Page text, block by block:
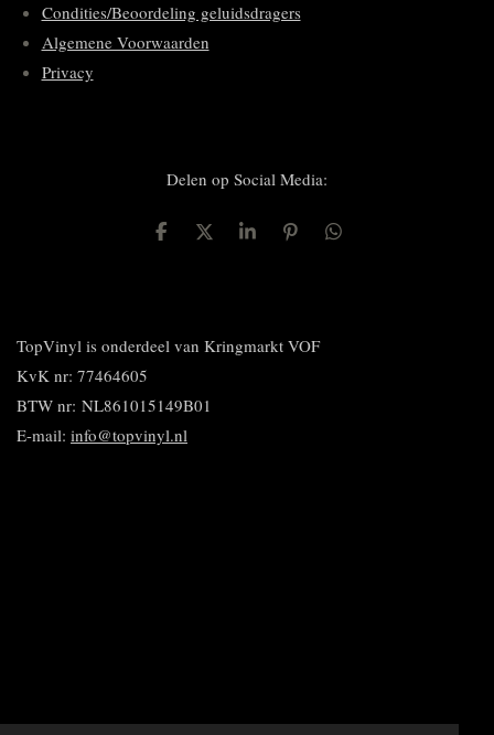
Condities/Beoordeling geluidsdragers
Algemene Voorwaarden
Privacy
Delen op Social Media:
D
D
S
P
n
D
TopVinyl is onderdeel van Kringmarkt VOF
KvK nr: 77464605
BTW nr: NL861015149B01
E-mail: info@topvinyl.nl